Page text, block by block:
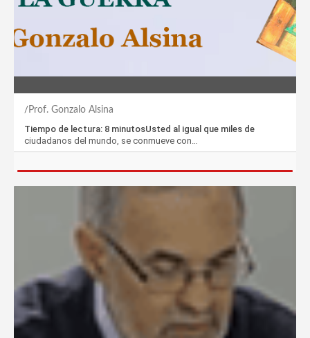
Prof. Gonzalo Alsina
Tiempo de lectura: 8 minutosUsted al igual que miles de
ciudadanos del mundo, se conmueve con…